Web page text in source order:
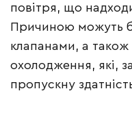
повітря, що
Причиною можуть
клапанами, а
охолодження, які,
пропускну